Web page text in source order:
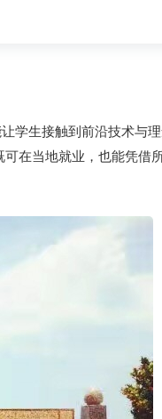
学生接触到前沿技术与
在当地就业，也能凭借